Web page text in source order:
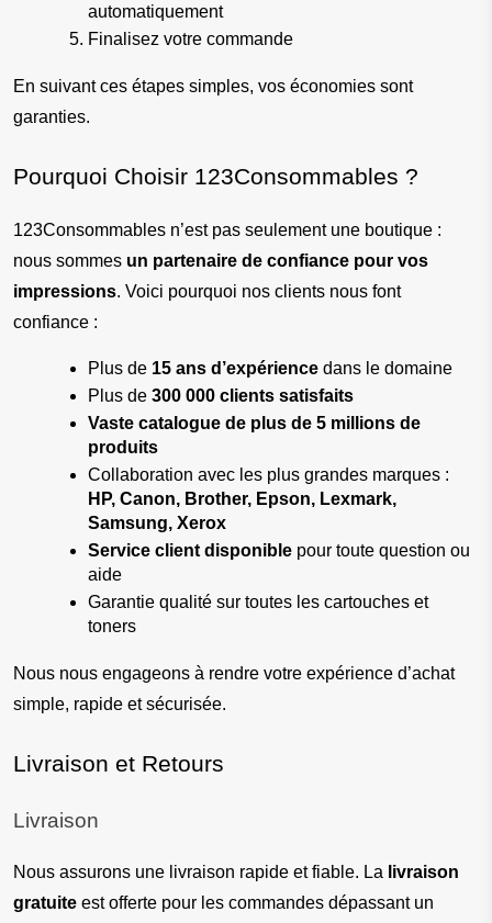
automatiquement
Finalisez votre commande
En suivant ces étapes simples, vos économies sont
garanties.
Pourquoi Choisir 123Consommables ?
123Consommables n’est pas seulement une boutique :
nous sommes un partenaire de confiance pour vos
impressions. Voici pourquoi nos clients nous font
confiance :
Plus de 15 ans d’expérience dans le domaine
Plus de 300 000 clients satisfaits
Vaste catalogue de plus de 5 millions de
produits
HP, Canon, Brother, Epson, Lexmark,
Samsung, Xerox
Service client disponible pour toute question ou
aide
Garantie qualité sur toutes les cartouches et
toners
Nous nous engageons à rendre votre expérience d’achat
simple, rapide et sécurisée.
Livraison et Retours
Livraison
Nous assurons une livraison rapide et fiable. La livraison
gratuite est offerte pour les commandes dépassant un